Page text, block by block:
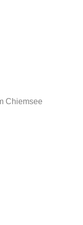
Chiemsee